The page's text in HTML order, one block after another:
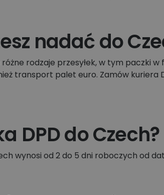
nadać do
rodzaje przesyłek, w tym paczki
transport palet euro. Zamów kuriera
DPD do Czech?
wynosi od 2 do 5 dni roboczych od